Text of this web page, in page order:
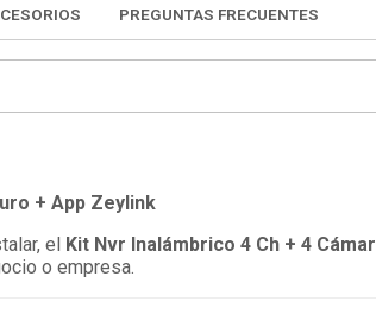
PREGUNTAS FRECUENTES
+ App Zeylink
el
Kit Nvr Inalámbrico 4 Ch + 4
o empresa.